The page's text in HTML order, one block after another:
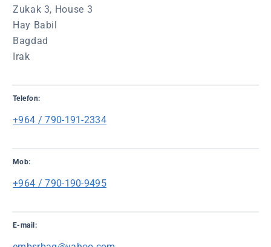
Zukak 3, House 3
Hay Babil
Bagdad
Irak
Telefon:
+964 / 790-191-2334
Mob:
+964 / 790-190-9495
E-mail: